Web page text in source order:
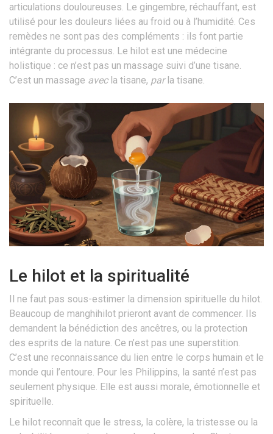
articulations douloureuses. Le gingembre, réchauffant, est
utilisé pour les douleurs liées au froid ou à l’humidité. Ces
remèdes ne sont pas des compléments : ils font partie
intégrante du processus. Le hilot est une médecine
holistique : ce n’est pas un massage suivi d’une tisane.
C’est un massage avecla tisane, parla tisane.
Le hilot et la spiritualité
Il ne faut pas sous-estimer la dimension spirituelle du hilot.
Beaucoup de manghihilot prieront avant de commencer. Ils
demandent la bénédiction des ancêtres, ou la protection
des esprits de la nature. Ce n’est pas une superstition.
C’est une reconnaissance du lien entre le corps humain et le
monde qui l’entoure. Pour les Philippins, la santé n’est pas
seulement physique. Elle est aussi morale, émotionnelle et
spirituelle.
Le hilot reconnaît que le stress, la colère, la tristesse ou la